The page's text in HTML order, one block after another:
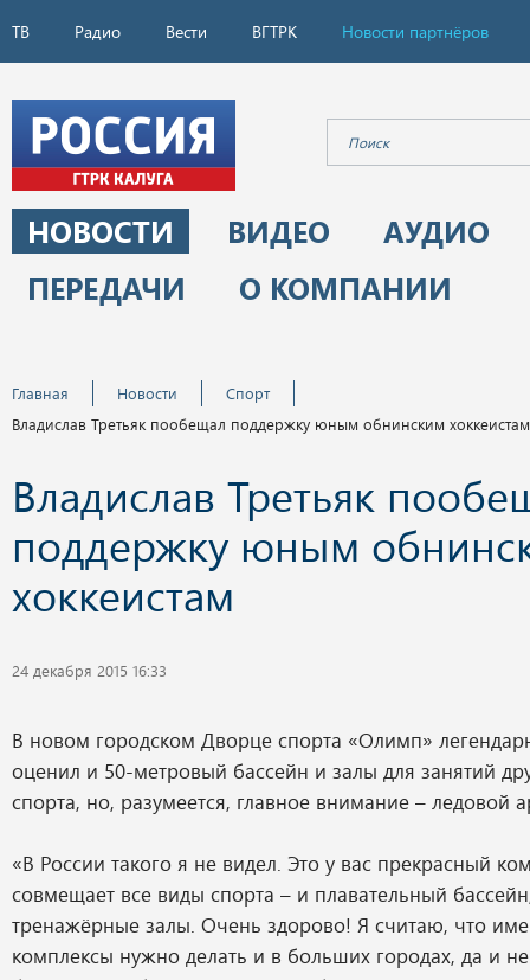
ТВ Радио Вести ВГТРК Новости партнёров
НОВОСТИ ВИДЕО
АУДИО
ПЕРЕДАЧИ
О КОМПАНИИ
Главная Новости
Спорт
Владислав Третьяк пообещал поддержку юным обнинским хоккеистам
Владислав Третьяк
поддержку юным
хоккеистам
24 декабря 2015 16:33
В новом городском Дворце спорта «Олимп»
оценил и 50-метровый бассейн и залы для занятий
спорта, но, разумеется, главное внимание – ледовой
«В России такого я не видел. Это у вас прекрасный
совмещает все виды спорта – и плавательный
тренажёрные залы. Очень здорово! Я считаю, что
комплексы нужно делать и в больших городах, да и